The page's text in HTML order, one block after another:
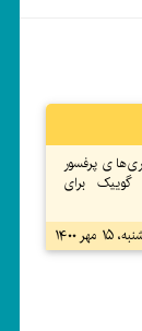
پرفسور
گوییک برای
مهر ۱۴۰۰